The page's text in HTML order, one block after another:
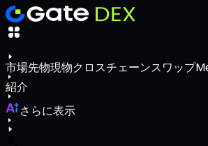
市場先物現物クロスチェーンスワップ
紹介
さらに表示